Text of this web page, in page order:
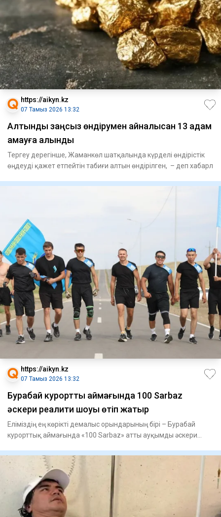
https://aikyn.kz
07 Тамыз 2026 13:32
Алтынды заңсыз өндірумен айналысқан 13 адам
қамауға алынды
Тергеу дерегінше, Жаманкөл шатқалында күрделі өндірістік
өңдеуді қажет етпейтін табиғи алтын өндірілген, – деп хабарл
https://aikyn.kz
07 Тамыз 2026 13:32
Бурабай курорттық аймағында 100 Sarbaz
әскери реалити шоуы өтіп жатыр
Еліміздің ең көрікті демалыс орындарының бірі – Бурабай
курорттық аймағында «100 Sarbaz» атты ауқымды әскери